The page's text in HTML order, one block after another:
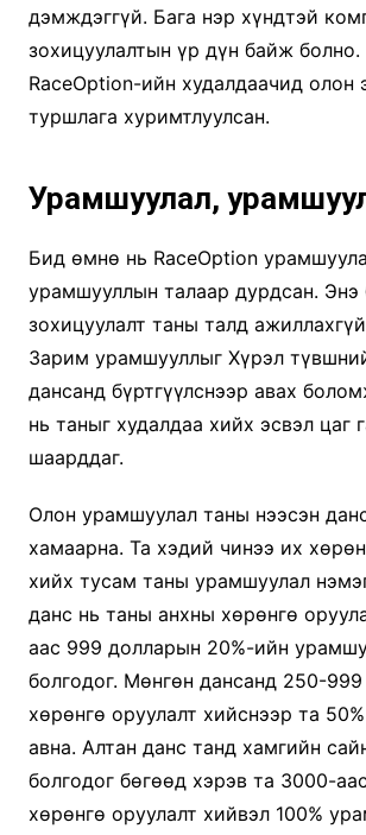
дэмждэггүй. Бага нэр хүндтэй
зохицуулалтын үр дүн байж болно.
RaceOption-ийн худалдаачид олон
туршлага хуримтлуулсан.
Урамшуулал,
Бид өмнө нь RaceOption
урамшууллын талаар дурдсан. Энэ
зохицуулалт таны талд
Зарим урамшууллыг Хүрэл
дансанд бүртгүүлснээр авах
нь таныг худалдаа хийх эсвэл цаг
шаарддаг.
Олон урамшуулал таны нээсэн
хамаарна. Та хэдий чинээ их
хийх тусам таны урамшуулал
данс нь таны анхны хөрөнгө
аас 999 долларын 20%-ийн
болгодог. Мөнгөн дансанд 250-
хөрөнгө оруулалт хийснээр та
авна. Алтан данс танд хамгийн
болгодог бөгөөд хэрэв та 3000-
хөрөнгө оруулалт хийвэл 100%